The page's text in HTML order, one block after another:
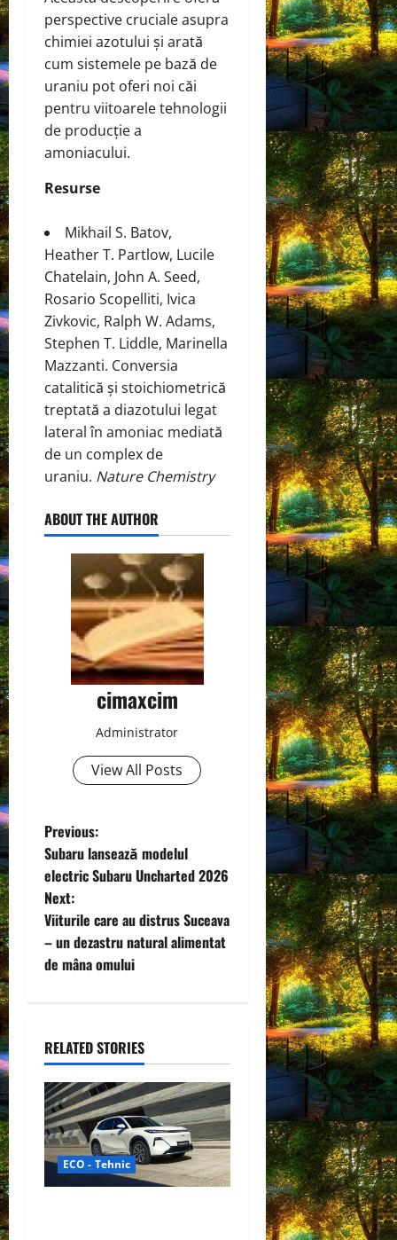
perspective cruciale asupra
chimiei azotului și arată
cum sistemele pe bază de
uraniu pot oferi noi căi
pentru viitoarele tehnologii
de producție a
amoniacului.
Resurse
Mikhail S. Batov,
Heather T. Partlow, Lucile
Chatelain, John A. Seed,
Rosario Scopelliti, Ivica
Zivkovic, Ralph W. Adams,
Stephen T. Liddle, Marinella
Mazzanti. Conversia
catalitică și stoichiometrică
treptată a diazotului legat
lateral în amoniac mediată
de un complex de
uraniu. Nature Chemistry
ABOUT THE AUTHOR
cimaxcim
Administrator
View All Posts
P
o
s
t
v
i
g
a
Previous:
Subaru lansează modelul
electric Subaru Uncharted 2026
Next:
Viiturile care au distrus Suceava
– un dezastru natural alimentat
de mâna omului
RELATED STORIES
ECO - Tehnic